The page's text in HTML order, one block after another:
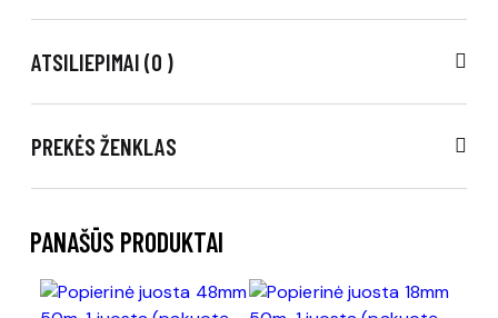
ATSILIEPIMAI (0 )
PREKĖS ŽENKLAS
PANAŠŪS PRODUKTAI